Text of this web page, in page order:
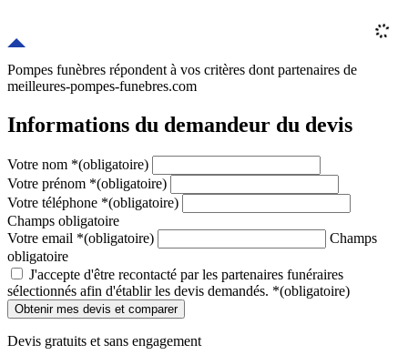
Pompes funèbres répondent à vos critères dont partenaires de
meilleures-pompes-funebres.com
Informations du demandeur du devis
Votre nom *(obligatoire)
Votre prénom *(obligatoire)
Votre téléphone *(obligatoire)
Champs obligatoire
Votre email *(obligatoire)
Champs
obligatoire
J'accepte d'être recontacté par les partenaires funéraires
sélectionnés afin d'établir les devis demandés. *(obligatoire)
Devis gratuits et sans engagement